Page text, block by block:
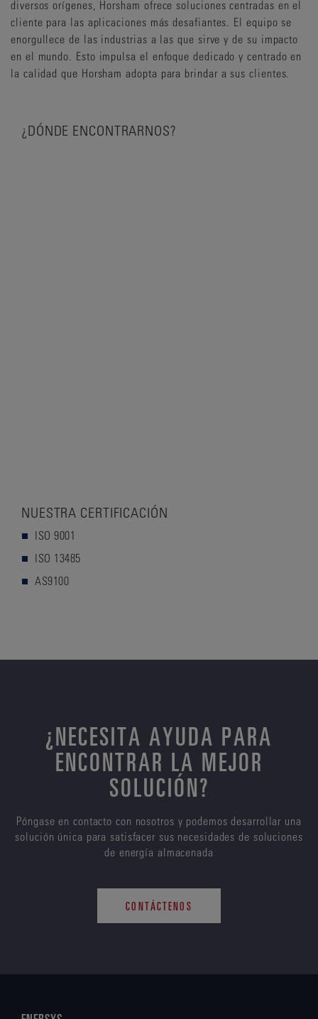
diversos orígenes, Horsham ofrece soluciones centradas en el
cliente para las aplicaciones más desafiantes. El equipo se
enorgullece de las industrias a las que sirve y de su impacto
en el mundo. Esto impulsa el enfoque dedicado y centrado en
la calidad que Horsham adopta para brindar a sus clientes.
¿DÓNDE ENCONTRARNOS?
NUESTRA CERTIFICACIÓN
ISO 9001
ISO 13485
AS9100
¿NECESITA AYUDA PARA
ENCONTRAR LA MEJOR
SOLUCIÓN?
Póngase en contacto con nosotros y podemos desarrollar una
solución única para satisfacer sus necesidades de soluciones
de energía almacenada
CONTÁCTENOS